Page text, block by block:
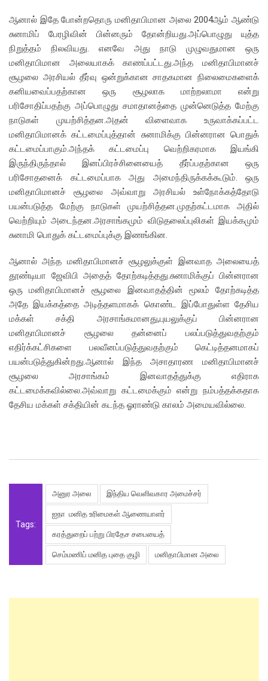
ஆனால் இதே போன்றதொரு மனிதாபிமான அலை 2004ஆம் ஆண்டு
சுனாமிப் பேரழிவின் பின்னரும் தோன்றியது.அப்பொழுது யுத்த
நிறுத்தம் நிலவியது. எனவே அது நாடு முழுவதுமான ஒரு
மனிதாபிமான அலையாகக் காணப்பட்டது.அந்த மனிதாபிமானச்
சூழலை அரசியல் தீர்வு ஒன்றுக்கான சாதகமான நிலைமைகளைக்
கனியவைப்பதற்கான ஒரு சூழலாக மாற்றலாமா என்று
பரிசோதிப்பதற்கு அப்பொழுது சமாதானத்தை முன்னெடுத்த மேற்கு
நாடுகள் முயற்சித்தன.அதன் விளைவாக உருவாக்கப்பட்ட
மனிதாபிமானக் கட்டமைப்புத்தான் சுனாமிக்கு பின்னரான பொதுக்
கட்டமைப்பாகும்.அந்தக் கட்டமைப்பு வெற்றிகரமாக இயங்கி
இருந்திருந்தால் இனப்பிரச்சினையைத் தீர்ப்பதற்கான ஒரு
பரிசோதனைக் கட்டமைப்பாக அது அமைந்திருக்கக்கூடும். ஒரு
மனிதாபிமானச் சூழலை அவ்வாறு அரசியல் உள்நோக்கத்தோடு
பயன்படுத்த மேற்கு நாடுகள் முயற்சித்தன.முதற்கட்டமாக அதில்
வெற்றியும் அடைந்தன.அரசாங்கமும் விடுதலைப்புலிகள் இயக்கமும்
சுனாமி பொதுக் கட்டமைப்புக்கு இணங்கின.
ஆனால் அந்த மனிதாபிமானச் சூழலுக்குள் இனவாத அலையைத்
தூண்டியா ஜேவிபி அதைத் தோற்கடித்தது.சுனாமிக்குப் பின்னரான
ஒரு மனிதாபிமானச் சூழலை இனவாதத்தின் மூலம் தோற்கடித்த
அதே இயக்கத்தை அடித்தளமாகக் கொண்ட இப்போதுள்ள தேசிய
மக்கள் சக்தி அரசாங்கமானது,புயலுக்குப் பின்னரான
மனிதாபிமானச் சூழலை தன்னைப் பலப்படுத்துவதற்கும்
எதிர்க்கட்சிகளை பலவீனப்படுத்துவதற்கும் கெட்டித்தனமாகப்
பயன்படுத்துகின்றது.ஆனால் இந்த அசாதாரண மனிதாபிமானச்
சூழலை அரசாங்கம் இனவாதத்துக்கு எதிராக
கட்டமைக்கவில்லை.அவ்வாறு கட்டமைக்கும் என்று நம்பத்தக்கதாக
தேசிய மக்கள் சக்தியின் கடந்த ஓராண்டு காலம் அமையவில்லை.
Tags:
அனுர அலை இந்திய வெளிவகார அமைச்சர்
ஐநா மனித உரிமைகள் ஆணையாளர்
கரத்துறைப் பற்று பிரதேச சபையைத்
செம்மணிப் மனித புதை குழி மனிதாபிமான அலை